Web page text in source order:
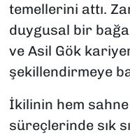
temellerini attı.
duygusal bir
ve Asil Gök
şekillendirmeye
İkilinin hem
süreçlerinde sık